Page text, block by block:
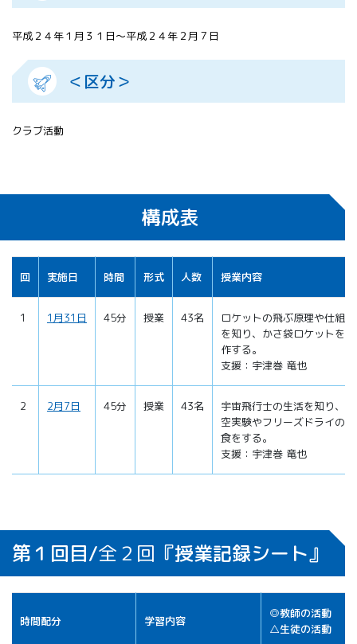
ISEB学生派
ム
平成２４年１月３１日～平成２４年２月７日
＜区分＞
クラブ活動
構成表
回 実施日 時間 形式 人数 授業内容
1 1月31日 45分 授業 43名
ロケットの飛ぶ原理や仕組み
を知り、かさ袋ロケットを製
作する。
支援：宇津巻 竜也
2 2月7日 45分 授業 43名
宇宙飛行士の生活を知り、真
空実験やフリーズドライの試
食をする。
支援：宇津巻 竜也
第１回目/全２回 『授業記録シート』
時間配分 学習内容
◎教師の活動
△生徒の活動